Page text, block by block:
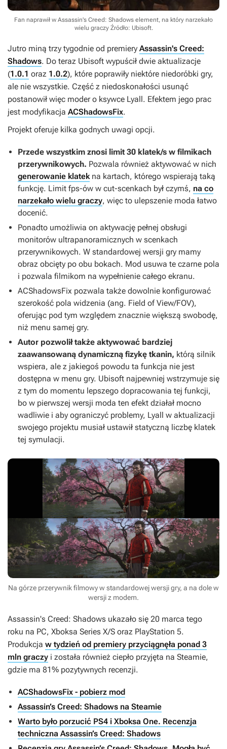
Fan naprawił w Assassin's Creed: Shadows element, na który narzekało
wielu graczy Źródło: Ubisoft.
Jutro miną trzy tygodnie od premiery Assassin's Creed:
Shadows. Do teraz Ubisoft wypuścił dwie aktualizacje
(1.0.1 oraz 1.0.2), które poprawiły niektóre niedoróbki gry,
ale nie wszystkie. Część z niedoskonałości usunąć
postanowił więc moder o ksywce Lyall. Efektem jego prac
jest modyfikacja ACShadowsFix.
Projekt oferuje kilka godnych uwagi opcji.
Przede wszystkim znosi limit 30 klatek/s w filmikach
przerywnikowych. Pozwala również aktywować w nich
generowanie klatekna kartach, którego wspierają taką
funkcję. Limit fps-ów w cut-scenkach był czymś, na co
narzekało wielu graczy, więc to ulepszenie moda łatwo
docenić.
Ponadto umożliwia on aktywację pełnej obsługi
monitorów ultrapanoramicznych w scenkach
przerywnikowych. W standardowej wersji gry mamy
obraz obcięty po obu bokach. Mod usuwa te czarne pola
i pozwala filmikom na wypełnienie całego ekranu.
ACShadowsFix pozwala także dowolnie konfigurować
szerokość pola widzenia (ang. Field of View/FOV),
oferując pod tym względem znacznie większą swobodę,
niż menu samej gry.
Autor pozwolił także aktywować bardziej
zaawansowaną dynamiczną fizykę tkanin, którą silnik
wspiera, ale z jakiegoś powodu ta funkcja nie jest
dostępna w menu gry. Ubisoft najpewniej wstrzymuje się
z tym do momentu lepszego dopracowania tej funkcji,
bo w pierwszej wersji moda ten efekt działał mocno
wadliwie i aby ograniczyć problemy, Lyall w aktualizacji
swojego projektu musiał ustawił statyczną liczbę klatek
tej symulacji.
Na górze przerywnik filmowy w standardowej wersji gry, a na dole w
wersji z modem.
Assassin's Creed: Shadows ukazało się 20 marca tego
roku na PC, Xboksa Series X/S oraz PlayStation 5.
Produkcja w tydzień od premiery przyciągnęła ponad 3
mln graczy i została również ciepło przyjęta na Steamie,
gdzie ma 81% pozytywnych recenzji.
ACShadowsFix - pobierz mod
Assassin’s Creed: Shadows na Steamie
Warto było porzucić PS4 i Xboksa One. Recenzja
techniczna Assassin’s Creed: Shadows